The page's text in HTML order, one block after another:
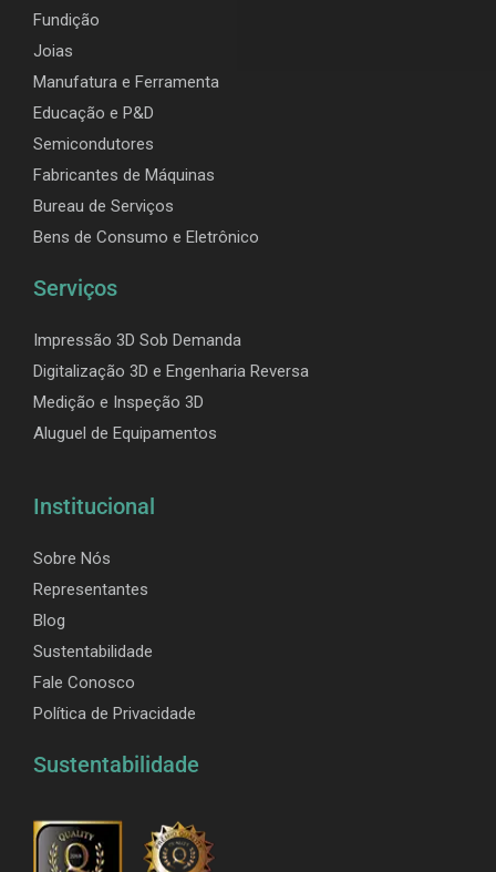
Fundição
Joias
Manufatura e Ferramenta
Educação e P&D
Semicondutores
Fabricantes de Máquinas
Bureau de Serviços
Bens de Consumo e Eletrônico
Serviços
Impressão 3D Sob Demanda
Digitalização 3D e Engenharia Reversa
Medição e Inspeção 3D
Aluguel de Equipamentos
Institucional
Sobre Nós
Representantes
Blog
Sustentabilidade
Fale Conosco
Política de Privacidade
Sustentabilidade